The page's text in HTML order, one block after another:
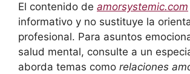
El contenido de amorsystemic.com
informativo y no sustituye la
profesional. Para asuntos
salud mental, consulte a un
aborda temas como relaciones